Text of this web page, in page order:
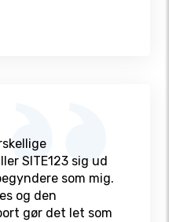
SITE123 sig ud
som mig.
og den
gør det let som